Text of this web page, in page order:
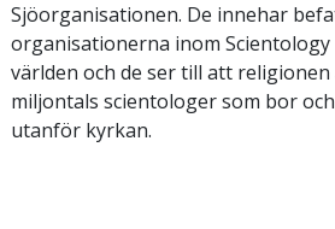
Sjöorganisationen. De innehar
organisationerna inom
världen och de ser till att
miljontals scientologer som bor
utanför kyrkan.